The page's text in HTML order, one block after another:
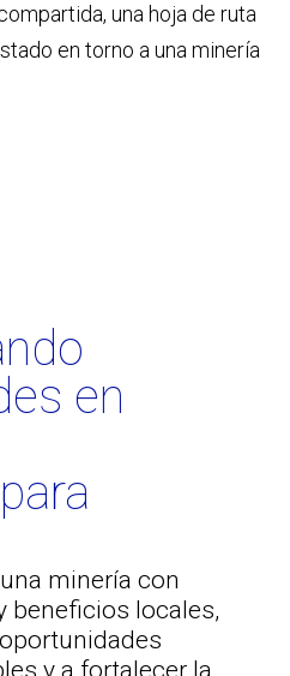
una hoja de ruta
en torno a una minería
en
para
minería con
beneficios locales,
y a fortalecer la